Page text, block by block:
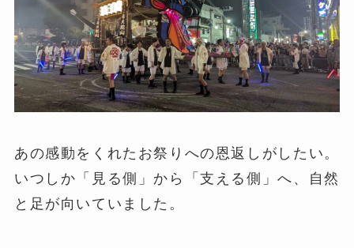
あの感動をくれたお祭りへの恩返しがしたい。
いつしか「見る側」から「支える側」へ、自然
と足が向いていました。